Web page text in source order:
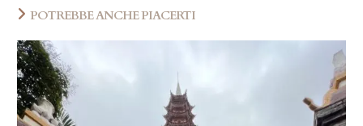
POTREBBE ANCHE PIACERTI